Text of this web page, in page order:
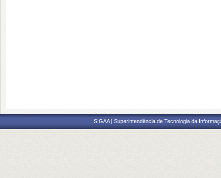
SIGAA | Superintendência de Tecnologia da